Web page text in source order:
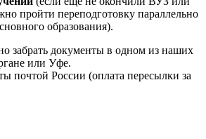
пройти переподготовку параллельно
образования).
забрать документы в одном из наших
или Уфе.
почтой России (оплата пересылки за